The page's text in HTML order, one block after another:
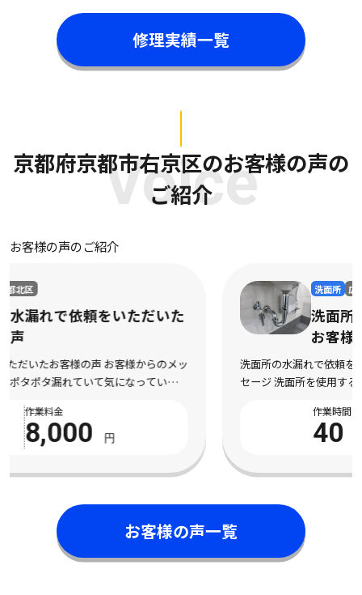
修理実績一覧
Voice
京都府京都市右京区のお客様の声の
ご紹介
お客様の声のご紹介
洗面所の水漏れで依頼をいただいた
洗面所の水漏れで依頼をいただいたお客様の声 お客様からのメッ
セージ 洗面所を使用するたびに水漏れしてしまい、不安になって
た。 電話対応から作業完了まで丁寧で安心 […]
40
お客様の声一覧